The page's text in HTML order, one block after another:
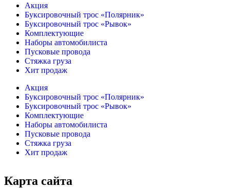
Акция
Буксировочный трос «Полярник»
Буксировочный трос «Рывок»
Комплектующие
Наборы автомобилиста
Пусковые провода
Стяжка груза
Хит продаж
Акция
Буксировочный трос «Полярник»
Буксировочный трос «Рывок»
Комплектующие
Наборы автомобилиста
Пусковые провода
Стяжка груза
Хит продаж
Карта сайта